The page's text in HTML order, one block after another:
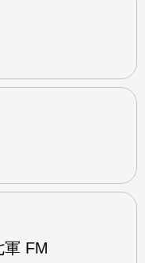
軍 FM